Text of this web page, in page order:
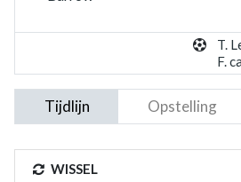
T.
F.
Tijdlijn Opstelling
WISSEL